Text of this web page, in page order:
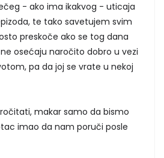
- ako ima ikakvog - uticaja
te tako savetujem svim
preskoče ako se tog dana
osećaju naročito dobro u vezi
pa da joj se vrate u nekoj
makar samo da bismo
imao da nam poruči posle